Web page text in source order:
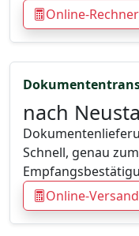
Online-
nach
Schnell, genau
Online-